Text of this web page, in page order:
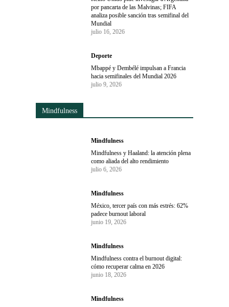
por pancarta de las Malvinas; FIFA
analiza posible sanción tras semifinal del
Mundial
julio 16, 2026
Deporte
Mbappé y Dembélé impulsan a Francia
hacia semifinales del Mundial 2026
julio 9, 2026
Mindfulness
Mindfulness
Mindfulness y Haaland: la atención plena
como aliada del alto rendimiento
julio 6, 2026
Mindfulness
México, tercer país con más estrés: 62%
padece burnout laboral
junio 19, 2026
Mindfulness
Mindfulness contra el burnout digital:
cómo recuperar calma en 2026
junio 18, 2026
Mindfulness